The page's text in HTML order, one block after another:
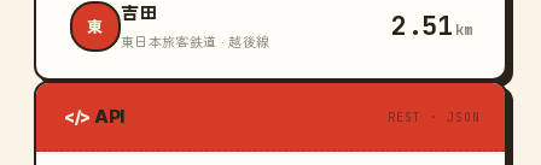
東
吉田
東日本旅客鉄道 · 越後線 2.51 km
</> API REST · JSON